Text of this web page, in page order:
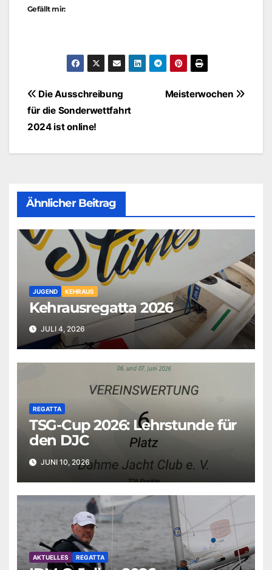
Gefällt mir:
Beitragsnavigation
Meisterwochen
Die Ausschreibung
für die Sonderwettfahrt
2024 ist online!
Ähnlicher Beitrag
JUGEND KEHRAUS
Kehrausregatta 2026
JULI 4, 2026
REGATTA
TSG-Cup 2026: Lehrstunde für
den DJC
JUNI 10, 2026
AKTUELLES REGATTA